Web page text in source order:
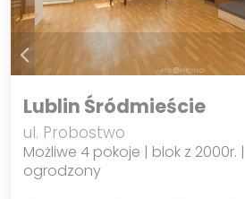
Lublin Śródmieście
ul. Probostwo
Możliwe 4 pokoje | blok z 2000r.
ogrodzony